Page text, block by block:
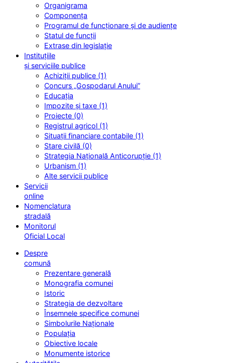
Organigrama
Componența
Programul de funcționare și de audiențe
Statul de funcții
Extrase din legislație
Instituțiile
și serviciile publice
Achiziții publice (1)
Concurs „Gospodarul Anului”
Educația
Impozite și taxe (1)
Proiecte (0)
Registrul agricol (1)
Situații financiare contabile (1)
Stare civilă (0)
Strategia Națională Anticorupție (1)
Urbanism (1)
Alte servicii publice
Servicii
online
Nomenclatura
stradală
Monitorul
Oficial Local
Despre
comună
Prezentare generală
Monografia comunei
Istoric
Strategia de dezvoltare
Însemnele specifice comunei
Simbolurile Naționale
Populația
Obiective locale
Monumente istorice